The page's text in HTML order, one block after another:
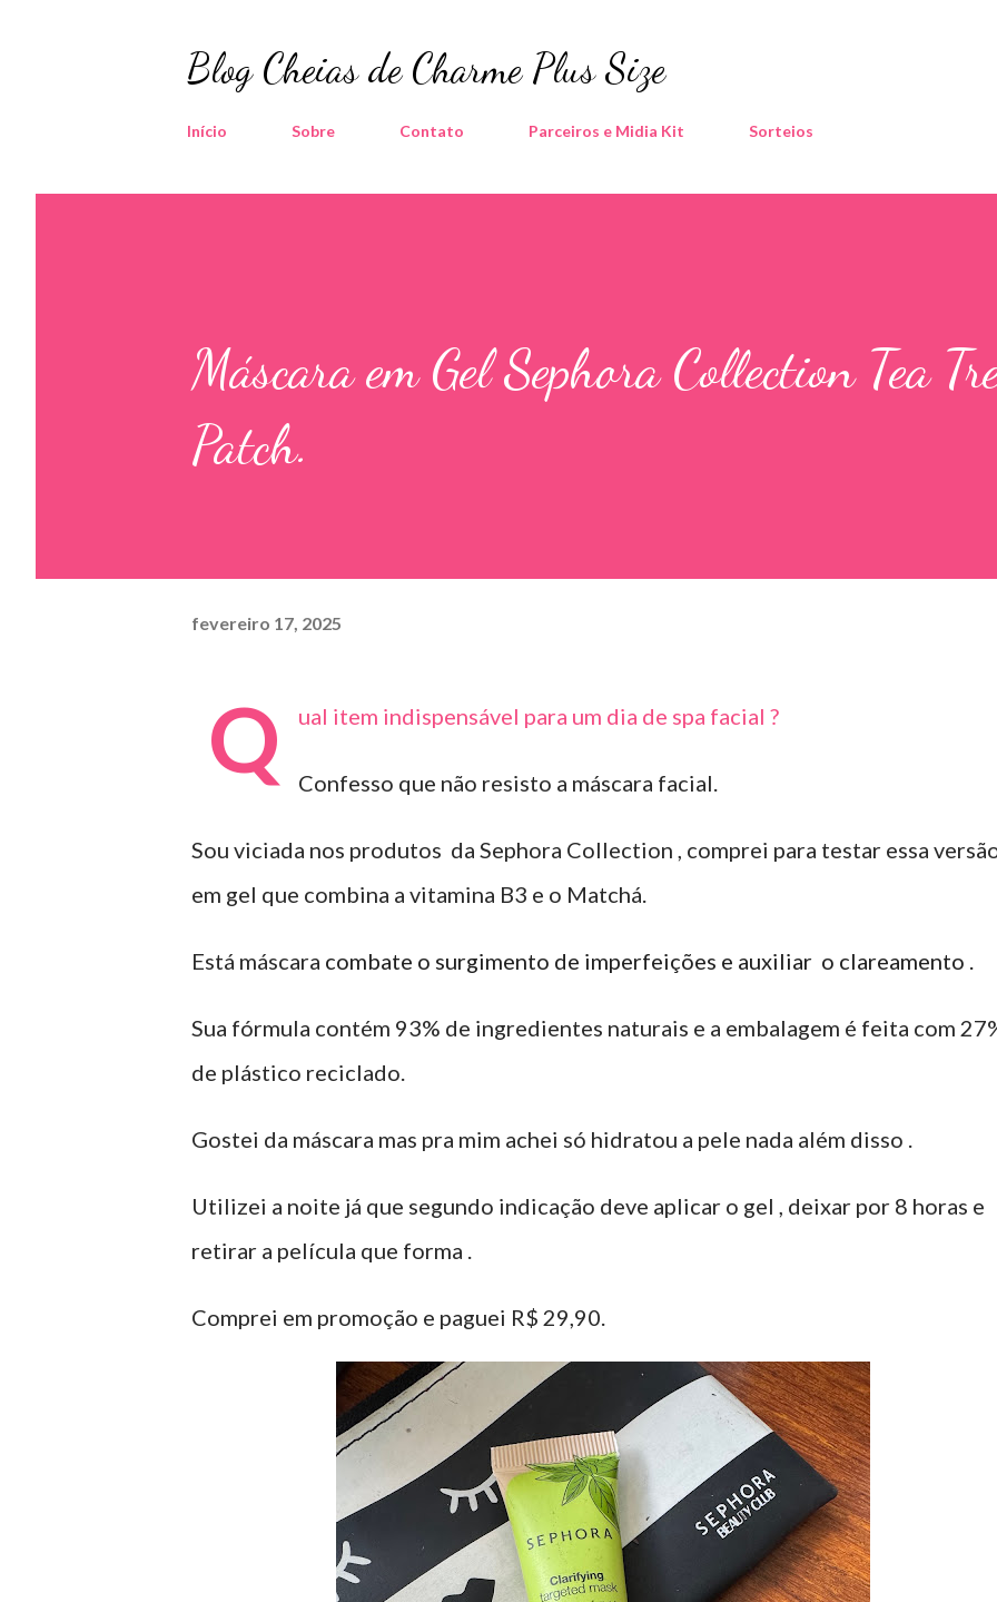
Blog Cheias de Charme Plus Size
Início Sobre Contato Parceiros e Midia Kit Sorteios
Máscara em Gel Sephora Collection Tea
Patch.
fevereiro 17, 2025
Q ual item indispensável para um dia de spa facial ?
Confesso que não resisto a máscara facial.
Sou viciada nos produtos da Sephora Collection , comprei para testar essa
em gel que combina a vitamina B3 e o Matchá.
Está máscara combate o surgimento de imperfeições e auxiliar o clareamento .
Sua fórmula contém 93% de ingredientes naturais e a embalagem é feita com
de plástico reciclado.
Gostei da máscara mas pra mim achei só hidratou a pele nada além disso .
Utilizei a noite já que segundo indicação deve aplicar o gel , deixar por 8 horas e
retirar a película que forma .
Comprei em promoção e paguei R$ 29,90.